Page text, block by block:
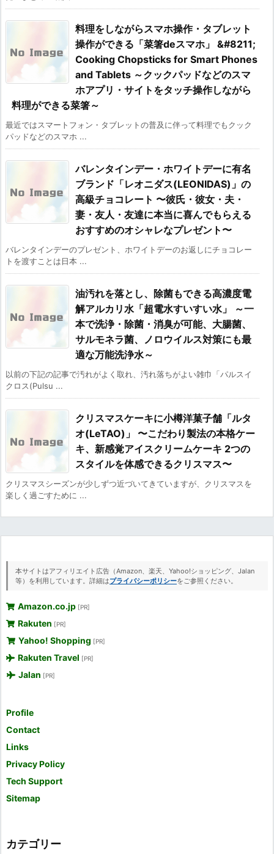
料理をしながらスマホ操作・タブレット
操作ができる「菜箸deスマホ」 &#8211;
Cooking Chopsticks for Smart Phones
and Tablets ～クックパッドなどのスマ
ホアプリ・サイトをタッチ操作しながら
料理ができる菜箸～
最近ではスマートフォン・タブレットの普及に伴って料理でもクック
パッドなどのスマホ ...
バレンタインデー・ホワイトデーに有名
ブランド「レオニダス(LEONIDAS)」の
高級チョコレート 〜彼氏・彼女・夫・
妻・友人・友達に本当に喜んでもらえる
おすすめのオシャレなプレゼント〜
バレンタインデーのプレゼント、ホワイトデーのお返しにチョコレー
トを渡すことは日本 ...
油汚れを落とし、除菌もできる高濃度電
解アルカリ水「超電水すいすい水」 ～一
本で洗浄・除菌・消臭が可能、大腸菌、
サルモネラ菌、ノロウイルス対策にも最
適な万能洗浄水～
以前の下記の記事で汚れがよく取れ、汚れ落ちがよい雑巾「パルスイ
クロス(Pulsu ...
クリスマスケーキに小樽洋菓子舗「ルタ
オ(LeTAO)」 〜こだわり製法の本格ケー
キ、新感覚アイスクリームケーキ 2つの
スタイルを体感できるクリスマス〜
クリスマスシーズンが少しずつ近づいてきていますが、クリスマスを
楽しく過ごすために ...
本サイトはアフィリエイト広告（Amazon、楽天、Yahoo!ショッピング、Jalan
等）を利用しています。詳細はプライバシーポリシーをご参照ください。
Amazon.co.jp [PR]
Rakuten [PR]
Yahoo! Shopping [PR]
Rakuten Travel [PR]
Jalan [PR]
Profile
Contact
Links
Privacy Policy
Tech Support
Sitemap
カテゴリー